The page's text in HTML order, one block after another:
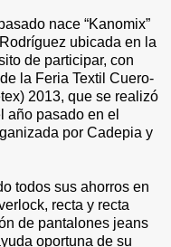
nace “Kanomix”
ubicada en la
de participar, con
la Feria Textil Cuero-
2013, que se realizó
año pasado en el
por Cadepia y
todos sus ahorros en
recta y recta
de pantalones jeans
oportuna de su